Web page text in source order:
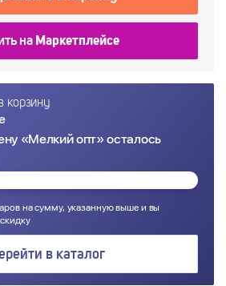
на Маркетплейсе
корзину
«Мелкий опт» осталось
на сумму, указанную выше и вы
в каталог